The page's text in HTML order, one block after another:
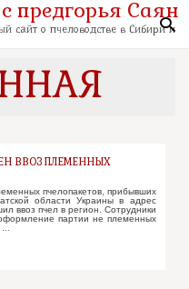
предгорья Саян
сайт о пчеловодстве в Сибири и
ВВОЗ ПЛЕМЕННЫХ
пчелопакетов, прибывших
области Украины в адрес
ввоз пчел в регион. Сотрудники
партии не племенных
…